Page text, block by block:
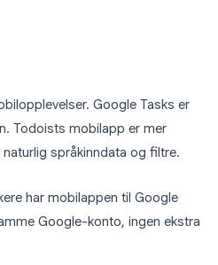
Google Tasks er
Todoists mobilapp er mer
språkinndata og filtre.
har mobilappen til Google
Google-konto, ingen ekstra